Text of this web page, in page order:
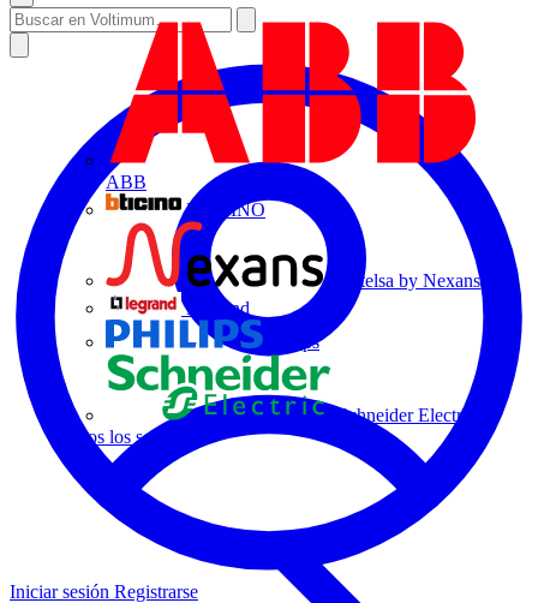
ABB
BTICINO
Centelsa by Nexans
Legrand
Philips
Schneider Electric
Todos los socios
Iniciar sesión Registrarse